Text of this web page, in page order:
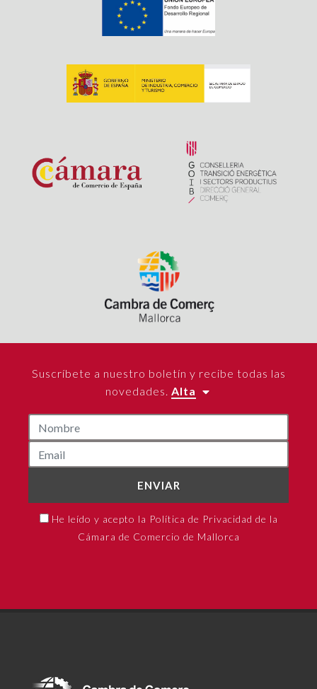
Suscríbete a nuestro boletín y recibe todas las
novedades. Alta
ENVIAR
He leído y acepto la Política de Privacidad de la
Cámara de Comercio de Mallorca